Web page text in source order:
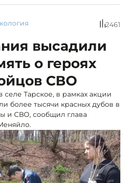
2461
высадили
о героях
СВО
Тарское, в рамках акции
более тысячи красных дубов в
и СВО, сообщил глава